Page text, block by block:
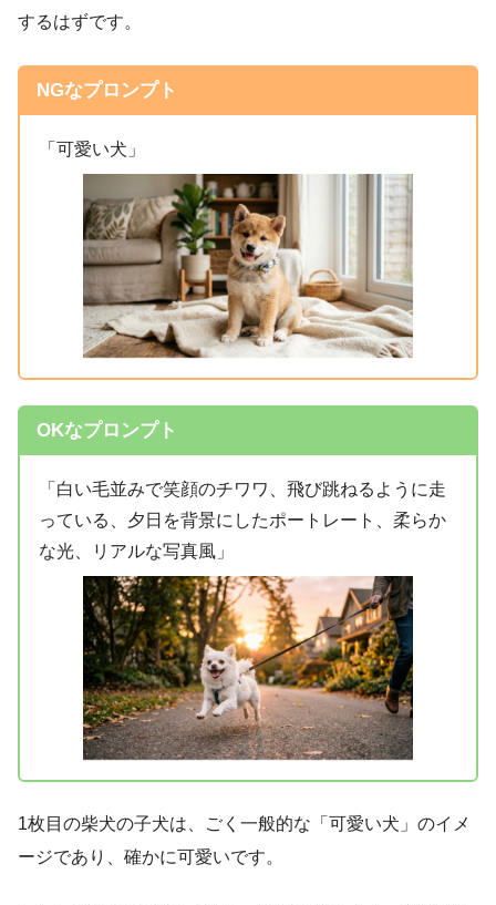
するはずです。
NGなプロンプト
「可愛い犬」
OKなプロンプト
「白い毛並みで笑顔のチワワ、飛び跳ねるように走
っている、夕日を背景にしたポートレート、柔らか
な光、リアルな写真風」
1枚目の柴犬の子犬は、ごく一般的な「可愛い犬」のイメ
ージであり、確かに可愛いです。